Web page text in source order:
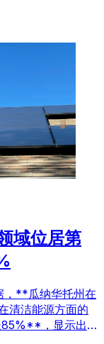
域位居第
**瓜纳华托州在
清洁能源方面的
85%**，显示出其